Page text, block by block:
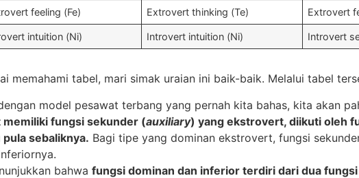
feeling (Fe) Extrovert thinking (Te) Extrovert
intuition (Ni) Introvert intuition (Ni) Introvert
memahami tabel, mari simak uraian ini baik-baik. Melalui tabel
model pesawat terbang yang pernah kita bahas, kita akan
fungsi sekunder (auxiliary) yang ekstrovert, diikuti oleh
sebaliknya. Bagi tipe yang dominan ekstrovert, fungsi
bahwa fungsi dominan dan inferior terdiri dari dua fungsi